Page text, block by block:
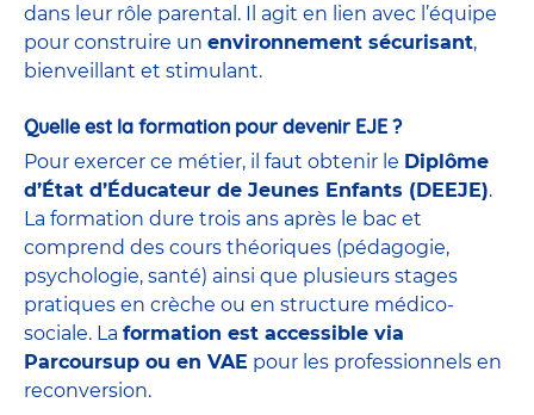
dans leur rôle parental. Il agit en lien avec l’équipe
pour construire un environnement sécurisant,
bienveillant et stimulant.
Quelle est la formation pour devenir EJE ?
Pour exercer ce métier, il faut obtenir le Diplôme
d’État d’Éducateur de Jeunes Enfants (DEEJE).
La formation dure trois ans après le bac et
comprend des cours théoriques (pédagogie,
psychologie, santé) ainsi que plusieurs stages
pratiques en crèche ou en structure médico-
sociale. La formation est accessible via
Parcoursup ou en VAE pour les professionnels en
reconversion.